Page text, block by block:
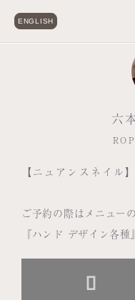
ENGLISH
六
【ニュアンスネイル】
ご予約の際はメニュー
『ハンド デザイン各種